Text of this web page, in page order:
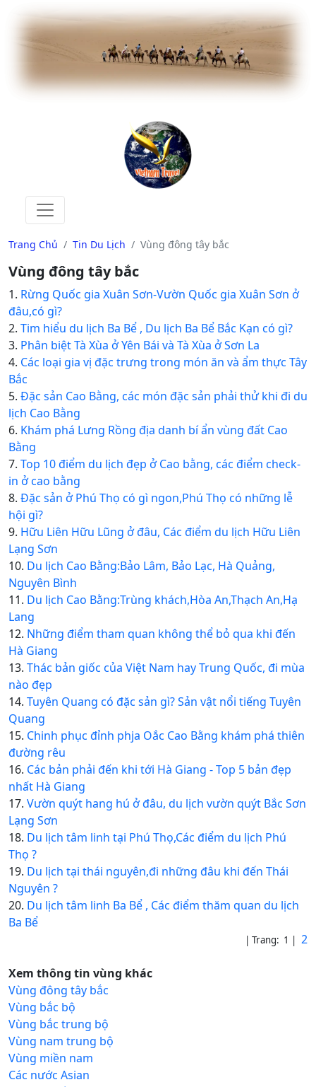
Trang Chủ Tin Du Lịch Vùng đông tây bắc
Vùng đông tây bắc
1. Rừng Quốc gia Xuân Sơn-Vườn Quốc gia Xuân Sơn ở
đâu,có gì?
2. Tim hiểu du lịch Ba Bể , Du lịch Ba Bể Bắc Kạn có gì?
3. Phân biệt Tà Xùa ở Yên Bái và Tà Xùa ở Sơn La
4. Các loại gia vị đặc trưng trong món ăn và ẩm thực Tây
Bắc
5. Đặc sản Cao Bằng, các món đặc sản phải thử khi đi du
lịch Cao Bằng
6. Khám phá Lưng Rồng địa danh bí ẩn vùng đất Cao
Bằng
7. Top 10 điểm du lịch đẹp ở Cao bằng, các điểm check-
in ở cao bằng
8. Đặc sản ở Phú Thọ có gì ngon,Phú Thọ có những lễ
hội gì?
9. Hữu Liên Hữu Lũng ở đâu, Các điểm du lịch Hữu Liên
Lạng Sơn
10. Du lịch Cao Bằng:Bảo Lâm, Bảo Lạc, Hà Quảng,
Nguyên Bình
11. Du lịch Cao Bằng:Trùng khách,Hòa An,Thạch An,Hạ
Lang
12. Những điểm tham quan không thể bỏ qua khi đến
Hà Giang
13. Thác bản giốc của Việt Nam hay Trung Quốc, đi mùa
nào đẹp
14. Tuyên Quang có đặc sản gì? Sản vật nổi tiếng Tuyên
Quang
15. Chinh phục đỉnh phja Oắc Cao Bằng khám phá thiên
đường rêu
16. Các bản phải đến khi tới Hà Giang - Top 5 bản đẹp
nhất Hà Giang
17. Vườn quýt hang hú ở đâu, du lịch vườn quýt Bắc Sơn
Lạng Sơn
18. Du lịch tâm linh tại Phú Thọ,Các điểm du lịch Phú
Thọ ?
19. Du lịch tại thái nguyên,đi những đâu khi đến Thái
Nguyên ?
20. Du lịch tâm linh Ba Bể , Các điểm thăm quan du lịch
Ba Bể
| Trang: 1 | 2
Xem thông tin vùng khác
Vùng đông tây bắc
Vùng bắc bộ
Vùng bắc trung bộ
Vùng nam trung bộ
Vùng miền nam
Các nước Asian